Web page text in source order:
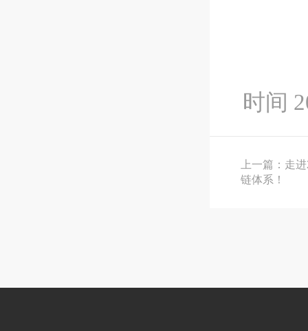
时间
上一篇：走
链体系！